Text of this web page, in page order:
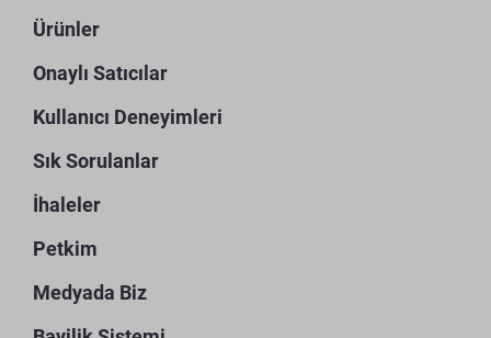
Ürünler
Onaylı Satıcılar
Kullanıcı Deneyimleri
Sık Sorulanlar
İhaleler
Petkim
Medyada Biz